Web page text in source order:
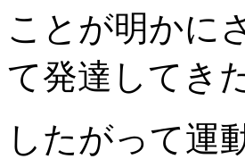
ことが明かに
て発達してき
したがって運